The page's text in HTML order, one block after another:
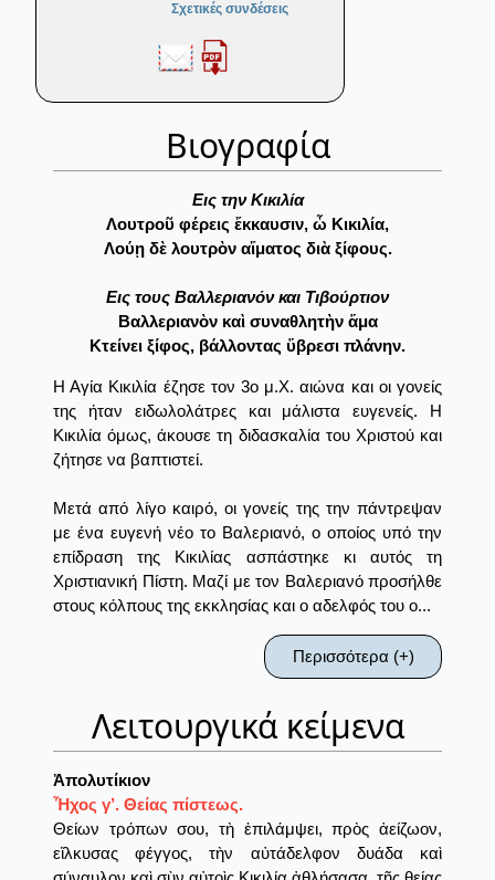
Σχετικές συνδέσεις
Βιογραφία
Εις την Κικιλία
Λουτροῦ φέρεις ἔκκαυσιν, ὦ Κικιλία,
Λούῃ δὲ λουτρὸν αἵματος διὰ ξίφους.
Εις τους Βαλλεριανόν και Τιβούρτιον
Βαλλεριανὸν καὶ συναθλητὴν ἅμα
Κτείνει ξίφος, βάλλοντας ὕβρεσι πλάνην.
Η Αγία Κικιλία έζησε τον 3ο μ.Χ. αιώνα και οι γονείς
της ήταν ειδωλολάτρες και μάλιστα ευγενείς. Η
Κικιλία όμως, άκουσε τη διδασκαλία του Χριστού και
ζήτησε να βαπτιστεί.
Μετά από λίγο καιρό, οι γονείς της την πάντρεψαν
με ένα ευγενή νέο το Βαλεριανό, ο οποίος υπό την
επίδραση της Κικιλίας ασπάστηκε κι αυτός τη
Χριστιανική Πίστη. Μαζί με τον Βαλεριανό προσήλθε
στους κόλπους της εκκλησίας και ο αδελφός του ο...
Περισσότερα (+)
Λειτουργικά κείμενα
Ἀπολυτίκιον
Ἦχος γ’. Θείας πίστεως.
Θείων τρόπων σου, τὴ ἐπιλάμψει, πρὸς ἀείζωον,
εἴλκυσας φέγγος, τὴν αὐτάδελφον δυάδα καὶ